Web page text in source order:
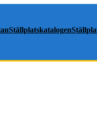
Ställplatskatalogen